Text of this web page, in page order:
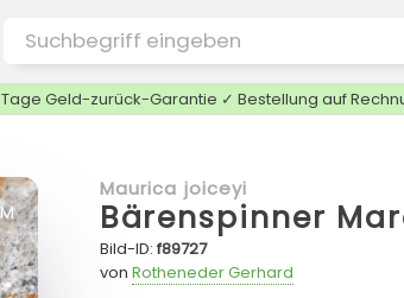
Geld-zurück-Garantie ✓ Bestellung auf
Maurica joiceyi
Bärenspinner
Bild-ID:f89727
von Rotheneder Gerhard